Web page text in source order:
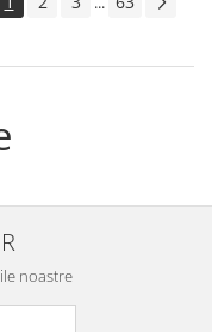
noastre